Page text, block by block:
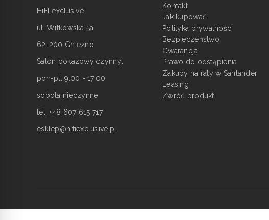
HiFI exclusive
ul. Witkowska 5a
62-200 Gniezno
Salon pokazowy czynny:
pon-pt: 9:00 - 17:00
sobota nieczynne
tel. +48 607 615 717
esklep@hifiexclusive.pl
Kontakt
Jak kupować
Polityka prywatności
Bezpieczeństwo
Gwarancja
Prawo do odstąpienia
Zakupy na raty w Santander
Leasing
Zwróć produkt